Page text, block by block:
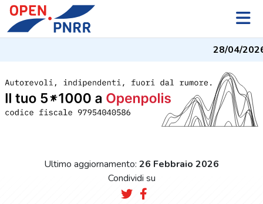
28/04/2026
Ultimo aggiornamento: 26 Febbraio 2026
Condividi su